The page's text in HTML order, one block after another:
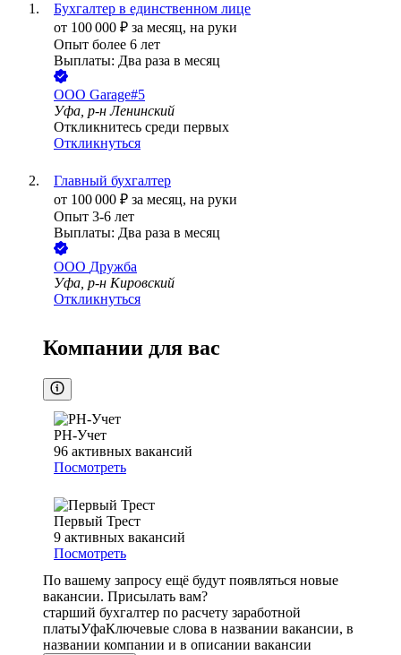
Бухгалтер в единственном лице
от 100 000 ₽ за месяц, на руки
Опыт более 6 лет
Выплаты: Два раза в месяц
ООО Garage#5
Уфа, р-н Ленинский
Откликнитесь среди первых
Откликнуться
Главный бухгалтер
от 100 000 ₽ за месяц, на руки
Опыт 3-6 лет
Выплаты: Два раза в месяц
ООО Дружба
Уфа, р-н Кировский
Откликнуться
Компании для вас
РН-Учет
96 активных вакансий
Посмотреть
Первый Трест
9 активных вакансий
Посмотреть
По вашему запросу ещё будут появляться новые
вакансии. Присылать вам?
старший бухгалтер по расчету заработной
платыУфаКлючевые слова в названии вакансии, в
названии компании и в описании вакансии